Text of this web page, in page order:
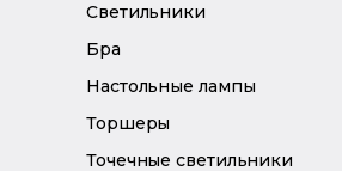
Светильники
Бра
Настольные лампы
Торшеры
Точечные светильники